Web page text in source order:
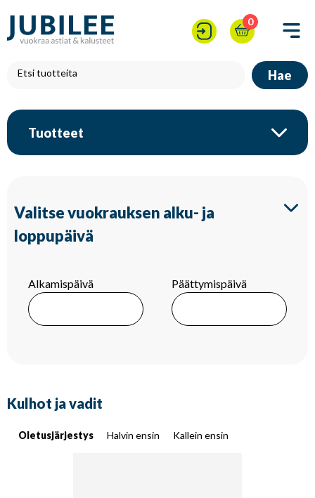
0
Hae
Tuotteet
Valitse vuokrauksen alku- ja
loppupäivä
Alkamispäivä Päättymispäivä
Kulhot ja vadit
Oletusjärjestys Halvin ensin Kallein ensin